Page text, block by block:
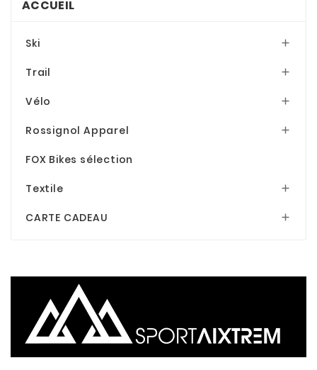
ACCUEIL
Ski 
Trail 
Vélo 
Rossignol Apparel 
FOX Bikes sélection
Textile 
CARTE CADEAU 